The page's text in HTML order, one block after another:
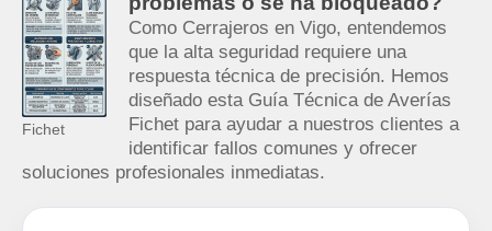
Fichet
Como Cerrajeros en Vigo, entendemos
que la alta seguridad requiere una
respuesta técnica de precisión. Hemos
diseñado esta Guía Técnica de Averías
Fichet para ayudar a nuestros clientes a
identificar fallos comunes y ofrecer
soluciones profesionales inmediatas.